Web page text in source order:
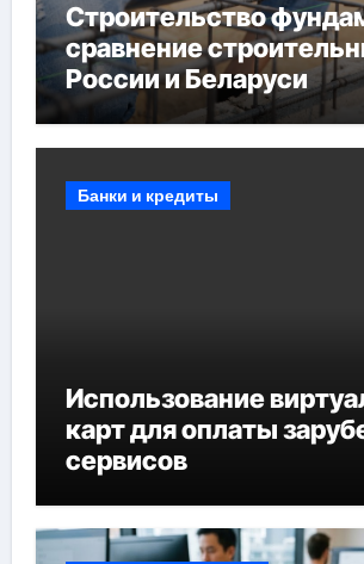
Строительство
сравнение
России и Беларуси
Банки и кредиты
Использование
карт для оплаты
сервисов